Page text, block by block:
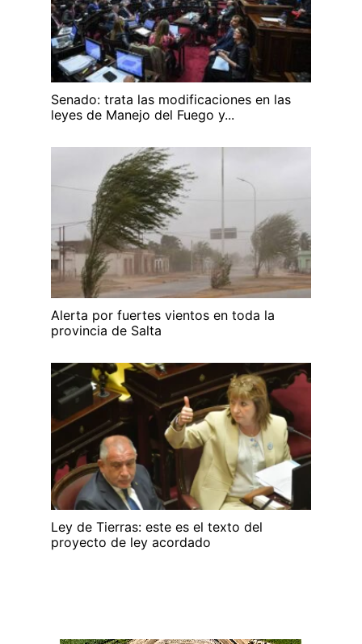
Senado: trata las modificaciones en las
leyes de Manejo del Fuego y...
Alerta por fuertes vientos en toda la
provincia de Salta
Ley de Tierras: este es el texto del
proyecto de ley acordado